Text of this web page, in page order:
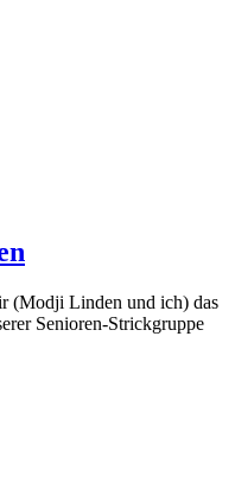
(Modji Linden und ich) das
Senioren-Strickgruppe